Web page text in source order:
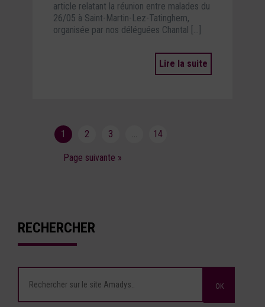
article relatant la réunion entre malades du
26/05 à Saint-Martin-Lez-Tatinghem,
organisée par nos déléguées Chantal […]
Lire la suite
1 2 3 … 14
Page suivante »
RECHERCHER